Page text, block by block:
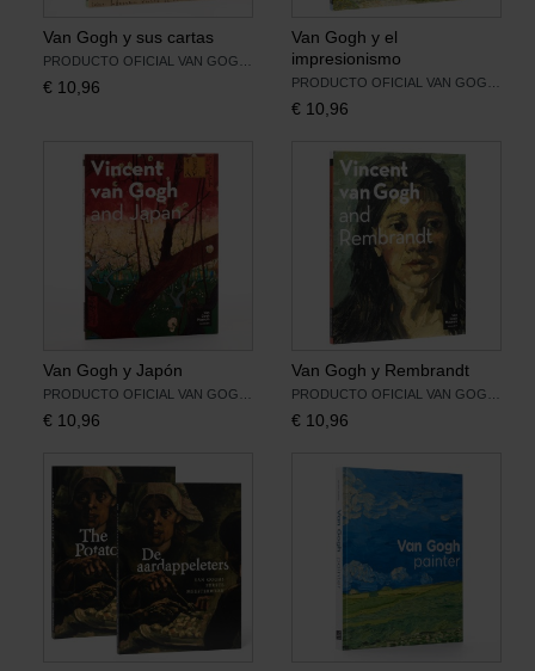
Van Gogh y sus cartas
€ 10,96
Van Gogh y el
impresionismo
€ 10,96
Van Gogh y Japón
€ 10,96
Van Gogh y Rembrandt
€ 10,96